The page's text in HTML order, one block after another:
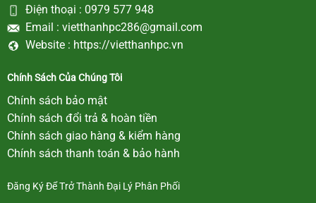
Điện thoại : 0979 577 948
Email : vietthanhpc286@gmail.com
Website : https://vietthanhpc.vn
Chính Sách Của Chúng Tôi
Chính sách bảo mật
Chính sách đổi trả & hoàn tiền
Chính sách giao hàng & kiểm hàng
Chính sách thanh toán & bảo hành
Đăng Ký Để Trở Thành Đại Lý Phân Phối